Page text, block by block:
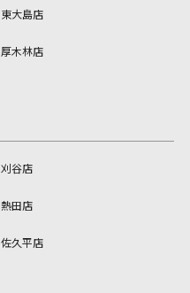
東大島店
厚木林店
刈谷店
熱田店
佐久平店